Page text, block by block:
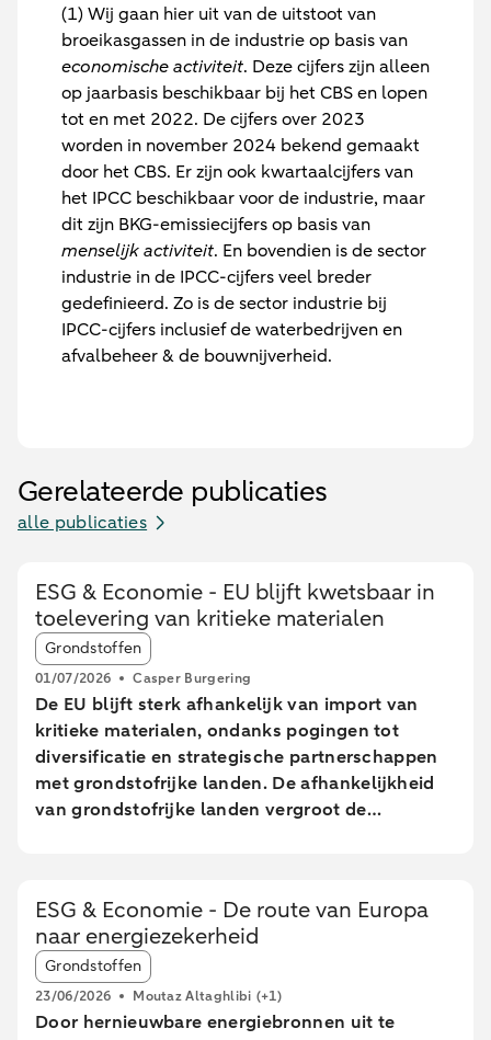
(1) Wij gaan hier uit van de uitstoot van
broeikasgassen in de industrie op basis van
economische activiteit. Deze cijfers zijn alleen
op jaarbasis beschikbaar bij het CBS en lopen
tot en met 2022. De cijfers over 2023
worden in november 2024 bekend gemaakt
door het CBS. Er zijn ook kwartaalcijfers van
het IPCC beschikbaar voor de industrie, maar
dit zijn BKG-emissiecijfers op basis van
menselijk activiteit. En bovendien is de sector
industrie in de IPCC-cijfers veel breder
gedefinieerd. Zo is de sector industrie bij
IPCC-cijfers inclusief de waterbedrijven en
afvalbeheer & de bouwnijverheid.
Gerelateerde publicaties
alle publicaties
ESG & Economie - EU blijft kwetsbaar in
toelevering van kritieke materialen
Article tags:
Grondstoffen
01/07/2026 Casper Burgering
De EU blijft sterk afhankelijk van import van
kritieke materialen, ondanks pogingen tot
diversificatie en strategische partnerschappen
met grondstofrijke landen. De afhankelijkheid
van grondstofrijke landen vergroot de
maar lange doorlooptijden en hoge kosten
maken het behalen van deze doelen onzeker.
Nederland speelt een centrale rol in de EU-
handel van kritieke grondstoffen, vooral door
de doorvoer via havens, zonder grote
ESG & Economie - De route van Europa
naar energiezekerheid
Article tags:
Grondstoffen
23/06/2026 Moutaz Altaghlibi (+1)
Door hernieuwbare energiebronnen uit te